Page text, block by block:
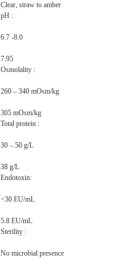
Clear, straw to amber
pH :
6.7 -8.0
7.95
Osmolality :
260 – 340 mOsm/kg
305 mOsm/kg
Total protein :
30 – 50 g/L
38 g/L
Endotoxin:
<30 EU/mL
5.8 EU/mL
Sterility :
No microbial presence